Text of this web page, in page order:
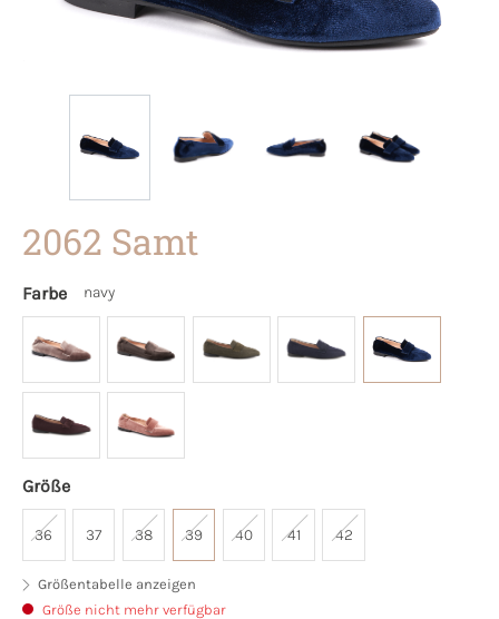
2062 Samt
Farbe navy
Größe
36 37 38 39 40 41 42
Größentabelle anzeigen
Größe nicht mehr verfügbar